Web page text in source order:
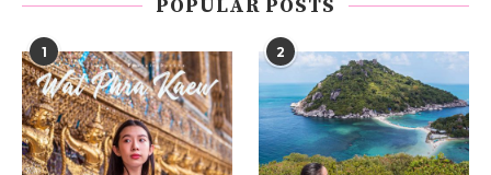
POPULAR POSTS
1 2